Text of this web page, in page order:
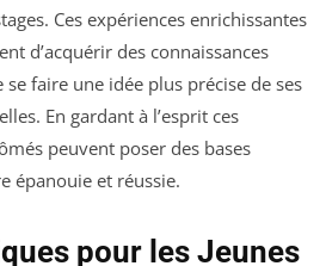
Ces expériences enrichissantes
d’acquérir des connaissances
faire une idée plus précise de ses
En gardant à l’esprit ces
peuvent poser des bases
épanouie et réussie.
pour les Jeunes